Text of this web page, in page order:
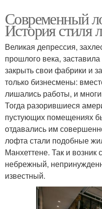
Современный
История стиля
Великая депрессия,
прошлого века,
закрыть свои фабрики и
только бизнесмены:
лишались работы, и
Тогда разорившиеся
пустующих помещениях
отдавались им
лофта стали подобные
Манхеттене. Так и возник
небрежный,
известный.